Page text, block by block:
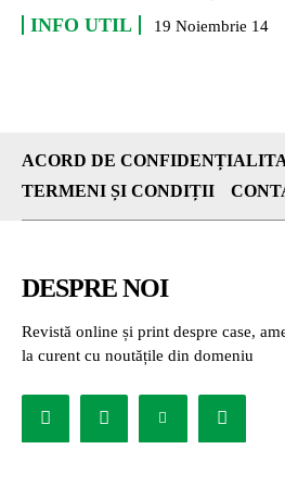
INFO UTIL 19 Noiembrie 14
ACORD DE
TERMENI ȘI CONDIȚII
DESPRE NOI
Revistă online și print despre case,
la curent cu noutățile din domeniu